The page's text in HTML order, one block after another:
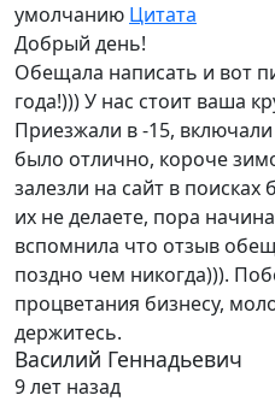
умолчанию Цитата
Добрый день!
Обещала написать и вот
года!))) У нас стоит ваша
Приезжали в -15,
было отлично, короче
залезли на сайт в
их не делаете, пора
вспомнила что отзыв
поздно чем никогда))).
процветания бизнесу,
держитесь.
Василий Геннадьевич
9 лет назад